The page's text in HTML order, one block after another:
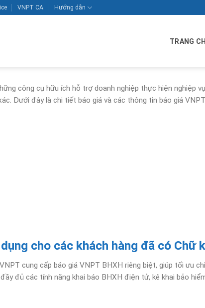
VNPT CA Hướng dẫn
TRANG
công cụ hữu ích hỗ trợ doanh nghiệp thực hiện nghiệp
Dưới đây là chi tiết báo giá và các thông tin báo giá
cho các khách hàng đã có Chữ
cung cấp báo giá VNPT BHXH riêng biệt, giúp tối ưu
đủ các tính năng khai báo BHXH điện tử, kê khai bảo